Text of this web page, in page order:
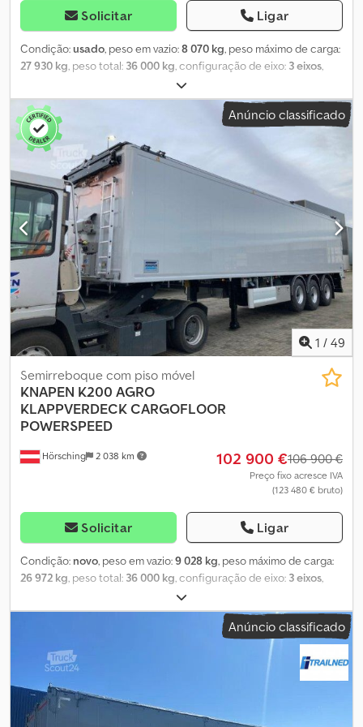
Solicitar Ligar
Condição:usado, peso em vazio:8 070 kg, peso máximo de carga:
27 930 kg, peso total: 36 000 kg, configuração de eixo: 3 eixos,
, suspensão:
385/65 R22.5, Equipamento:ABS, | Reboque Knapen K100/KT01
com piso móvel | Comando remoto | Piso de 10 mm | Lona de
cobertura, plataforma de apoio | Eixos BPW com travão de disco |
Elevador de 1 eixo | Caixa de ferramentas | Suporte para roda
sobressalente | Peso próprio: 8070 kg | Veículo austríaco | Salvo
erro, omissão e venda prévia. Chedpfx Alozqd Epogoa
Anúncio classificado
1 / 49
Hörsching 2 038 km
Semirreboque com piso móvel
KNAPEN K200 AGRO
KLAPPVERDECK CARGOFLOOR
POWERSPEED
102 900 €106 900 €
Preço fixo acresce IVA
(123 480 € bruto)
Solicitar Ligar
Condição: novo, peso em vazio:9 028 kg, peso máximo de carga:
26 972 kg, peso total: 36 000 kg, configuração de eixo: 3 eixos,
70 m³
pneu:425/65R22,5, Equipamento:ABS, | Knapen K-200 piso móvel
com teto basculante | Reboque agrícola, volume de carga de 70
m³ | Eixos BPW com freios a tambor | Eixos de 10 toneladas | Eixo
autodirecional no terceiro eixo | Porta traseira hidráulica | Eixo
elevatório | Piso de 10 mm | Caixa de ferramentas | Cargofloor,
sistema Powerspeed | Sensores de pressão dos pneus | Sujeito a
erros e venda prévia. Csdpfx Asw Agv Djlgjha
Anúncio classificado